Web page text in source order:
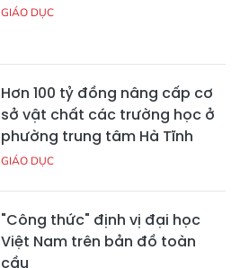
GIÁO DỤC
Hơn 100 tỷ đồng nâng cấp cơ
sở vật chất các trường học ở
phường trung tâm Hà Tĩnh
GIÁO DỤC
"Công thức" định vị đại học
Việt Nam trên bản đồ toàn
cầu